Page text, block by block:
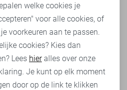
Only & Sons Jeans
39,95 49,99
welke cookies je
voor alle cookies, of
voorkeuren aan te passen.
cookies? Kies dan
Lees hieralles over onze
Je kunt op elk moment
door op de link te klikken